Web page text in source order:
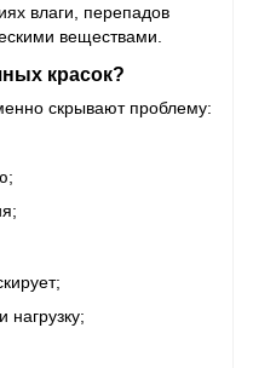
влаги, перепадов
веществами.
красок?
скрывают проблему:
нагрузку;